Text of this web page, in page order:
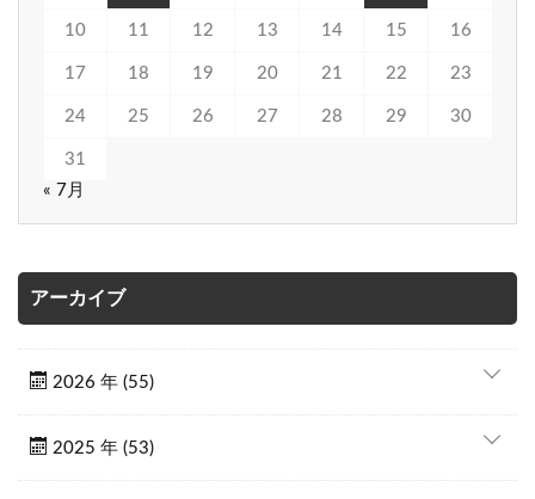
10 11 12 13 14 15 16
17 18 19 20 21 22 23
24 25 26 27 28 29 30
31
« 7月
アーカイブ
2026 年 (55)
2025 年 (53)